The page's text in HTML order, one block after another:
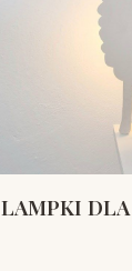
LAMPKI